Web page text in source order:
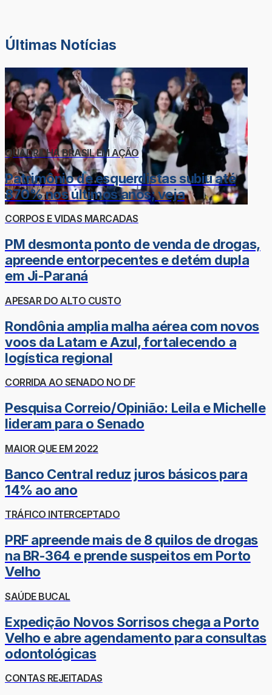
Últimas Notícias
QUADRILHA BRASIL EM AÇÃO
Patrimônio de esquerdistas subiu até
870% nos últimos anos; veja
CORPOS E VIDAS MARCADAS
PM desmonta ponto de venda de drogas,
apreende entorpecentes e detém dupla
em Ji-Paraná
APESAR DO ALTO CUSTO
Rondônia amplia malha aérea com novos
voos da Latam e Azul, fortalecendo a
logística regional
CORRIDA AO SENADO NO DF
Pesquisa Correio/Opinião: Leila e Michelle
lideram para o Senado
MAIOR QUE EM 2022
Banco Central reduz juros básicos para
14% ao ano
TRÁFICO INTERCEPTADO
PRF apreende mais de 8 quilos de drogas
na BR-364 e prende suspeitos em Porto
Velho
SAÚDE BUCAL
Expedição Novos Sorrisos chega a Porto
Velho e abre agendamento para consultas
odontológicas
CONTAS REJEITADAS